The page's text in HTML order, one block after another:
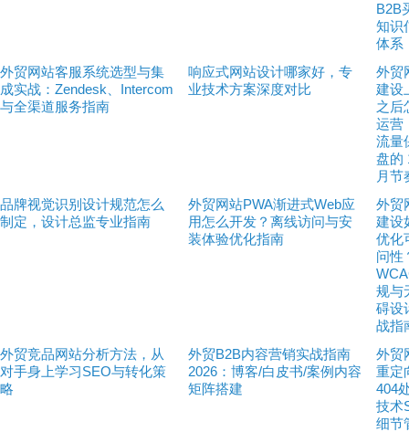
B2B
知识
体系
外贸网站客服系统选型与集
成实战：Zendesk、Intercom
与全渠道服务指南
响应式网站设计哪家好，专
业技术方案深度对比
外贸
建设
之后
运营
流量
盘的
月节
品牌视觉识别设计规范怎么
制定，设计总监专业指南
外贸网站PWA渐进式Web应
用怎么开发？离线访问与安
装体验优化指南
外贸
建设
优化
问性
规与
碍设
战指
外贸竞品网站分析方法，从
对手身上学习SEO与转化策
略
外贸B2B内容营销实战指南
2026：博客/白皮书/案例内容
矩阵搭建
外贸
重定
404
技术
细节